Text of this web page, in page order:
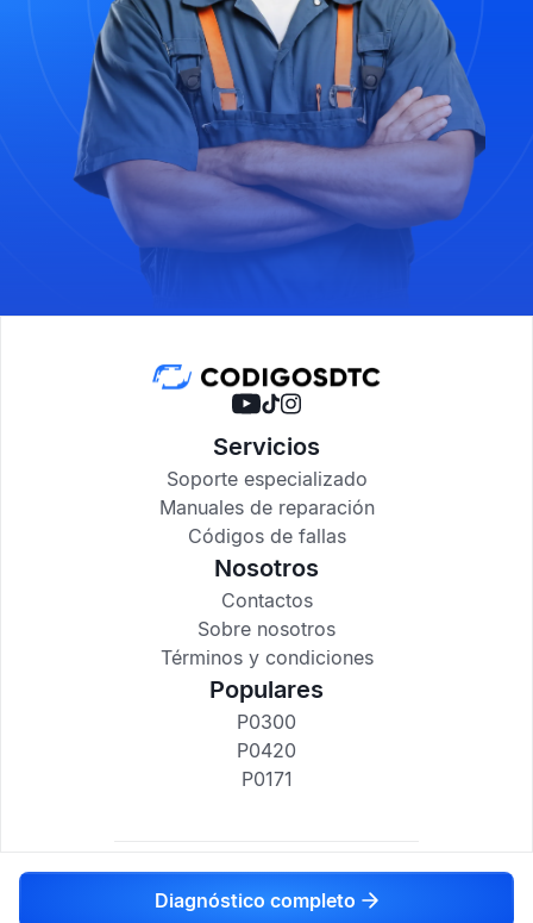
Diagnóstico completo
Servicios
Soporte especializado
Manuales de reparación
Códigos de fallas
Nosotros
Contactos
Sobre nosotros
Términos y condiciones
Populares
P0300
P0420
P0171
codigosdtc.com © 2017-2025